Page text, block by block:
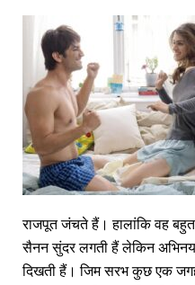
राजपूत जंचते हैं। हालांकि वह
सैनन सुंदर लगती हैं लेकिन
दिखती हैं। जिम सरभ कुछ एक